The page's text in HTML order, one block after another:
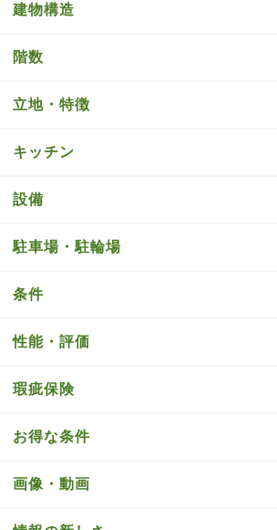
建物構造
階数
立地・特徴
キッチン
設備
駐車場・駐輪場
条件
性能・評価
瑕疵保険
お得な条件
画像・動画